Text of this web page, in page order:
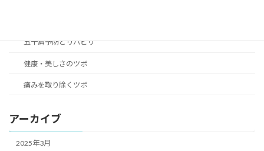
五十肩予防とリハビリ
健康・美しさのツボ
痛みを取り除くツボ
アーカイブ
2025年3月